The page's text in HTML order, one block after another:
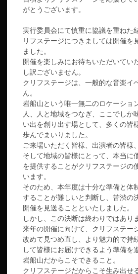
がとうございます。
実行委員会にて慎重に協議を重ねた
リフステージにつきましては開催を
ました。
開催を楽しみにお待ちいただいてい
し訳ございません。
クリフステージは、一般的な音楽イ
ん。
岩船山という唯一無二のロケーショ
人、人と地域をつなぎ、ここでしか
い出を創り出す場として、多くの皆
歩んでまいりました。
ご来場いただく皆様、出演者の皆様
そして地域の皆様にとって、本当に
を提供することがクリフステージの
います。
そのため、本年度は十分な準備と体
することが難しいと判断し、苦渋の
開催を見送ることといたしました。
しかし、この決断は終わりではあり
来年の開催に向けて、クリフステー
改めて見つめ直し、より魅力的で持
して皆様にお届けできるよう準備を
岩船山だからこそできること。
クリフステージだからこそ生み出せ